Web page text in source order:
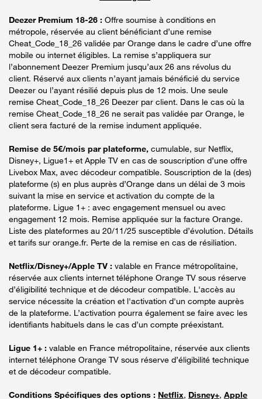
Deezer Premium 18-26 : Offre soumise à conditions en
métropole, réservée au client bénéficiant d’une remise
Cheat_Code_18_26 validée par Orange dans le cadre d’une offre
mobile ou internet éligibles. La remise s’appliquera sur
l’abonnement Deezer Premium jusqu’aux 26 ans révolus du
client. Réservé aux clients n’ayant jamais bénéficié du service
Deezer ou l’ayant résilié depuis plus de 12 mois. Une seule
remise Cheat_Code_18_26 Deezer par client. Dans le cas où la
remise Cheat_Code_18_26 ne serait pas validée par Orange, le
client sera facturé de la remise indument appliquée.
Remise de 5€/mois par plateforme, cumulable, sur Netflix,
Disney+, Ligue1+ et Apple TV en cas de souscription d’une offre
Livebox Max, avec décodeur compatible. Souscription de la (des)
plateforme (s) en plus auprès d’Orange dans un délai de 3 mois
suivant la mise en service et activation du compte de la
plateforme. Ligue 1+ : avec engagement mensuel ou avec
engagement 12 mois. Remise appliquée sur la facture Orange.
Liste des plateformes au 20/11/25 susceptible d’évolution. Détails
et tarifs sur orange.fr. Perte de la remise en cas de résiliation.
Netflix/Disney+/Apple TV : valable en France métropolitaine,
réservée aux clients internet téléphone Orange TV sous réserve
d’éligibilité technique et de décodeur compatible. L'accès au
service nécessite la création et l'activation d'un compte auprès
de la plateforme. L’activation pourra également se faire avec les
identifiants habituels dans le cas d’un compte préexistant.
Ligue 1+ : valable en France métropolitaine, réservée aux clients
internet téléphone Orange TV sous réserve d’éligibilité technique
et de décodeur compatible.
Conditions Spécifiques des options : Netflix, Disney+, Apple